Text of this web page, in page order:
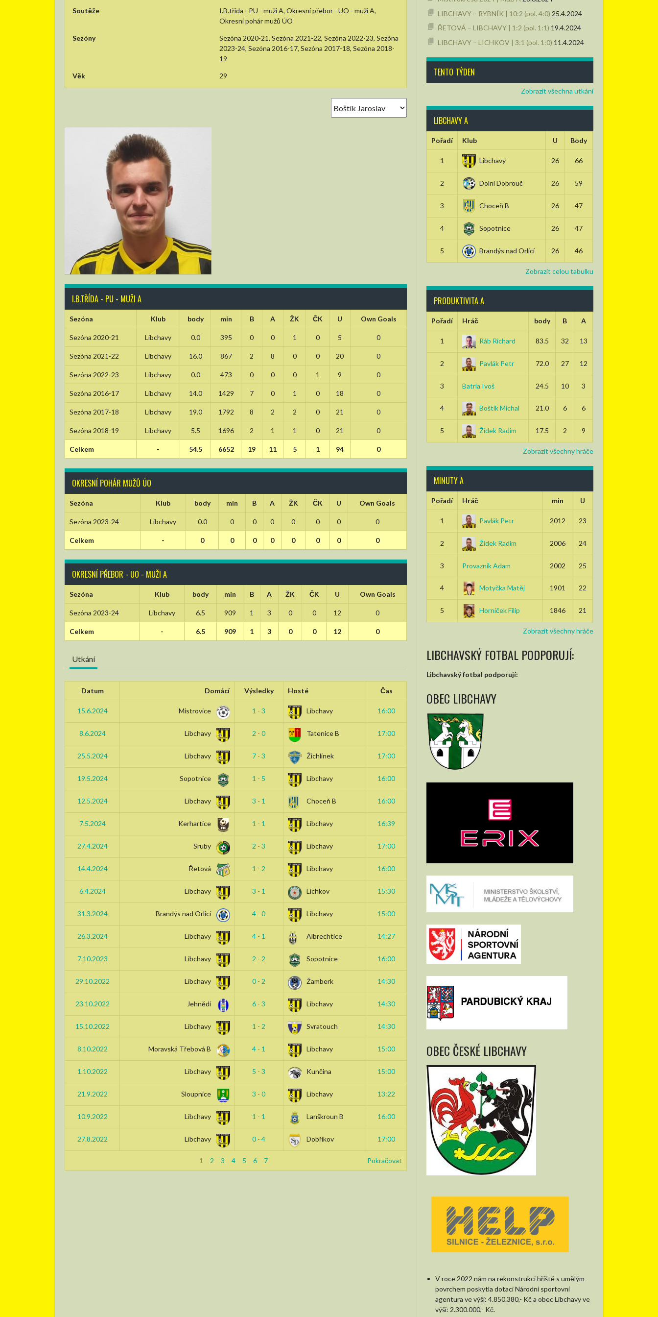
Soutěže
I.B.třída - PU - muži A, Okresní přebor - UO - muži A,
Okresní pohár mužů ÚO
Sezóny
Sezóna 2020-21, Sezóna 2021-22, Sezóna 2022-23, Sezóna
2023-24, Sezóna 2016-17, Sezóna 2017-18, Sezóna 2018-
19
Věk 29
I.B.TŘÍDA - PU - MUŽI A
Sezóna Klub body min B A ŽK ČK U Own Goals
Sezóna 2020-21 Libchavy 0.0 395 0 0 1 0 5 0
Sezóna 2021-22 Libchavy 16.0 867 2 8 0 0 20 0
Sezóna 2022-23 Libchavy 0.0 473 0 0 0 1 9 0
Sezóna 2016-17 Libchavy 14.0 1429 7 0 1 0 18 0
Sezóna 2017-18 Libchavy 19.0 1792 8 2 2 0 21 0
Sezóna 2018-19 Libchavy 5.5 1696 2 1 1 0 21 0
Celkem - 54.5 6652 19 11 5 1 94 0
OKRESNÍ POHÁR MUŽŮ ÚO
Sezóna Klub body min B A ŽK ČK U Own Goals
Sezóna 2023-24 Libchavy 0.0 0 0 0 0 0 0 0
Celkem - 0 0 0 0 0 0 0 0
OKRESNÍ PŘEBOR - UO - MUŽI A
Sezóna Klub body min B A ŽK ČK U Own Goals
Sezóna 2023-24 Libchavy 6.5 909 1 3 0 0 12 0
Celkem - 6.5 909 1 3 0 0 12 0
Utkání
Datum Domácí Výsledky Hosté Čas
15.6.2024 Mistrovice 1 - 3 Libchavy 16:00
8.6.2024 Libchavy 2 - 0 Tatenice B 17:00
25.5.2024 Libchavy 7 - 3 Žichlínek 17:00
19.5.2024 Sopotnice 1 - 5 Libchavy 16:00
12.5.2024 Libchavy 3 - 1 Choceň B 16:00
7.5.2024 Kerhartice 1 - 1 Libchavy 16:39
27.4.2024 Sruby 2 - 3 Libchavy 17:00
14.4.2024 Řetová 1 - 2 Libchavy 16:00
6.4.2024 Libchavy 3 - 1 Lichkov 15:30
31.3.2024 Brandýs nad Orlicí 4 - 0 Libchavy 15:00
26.3.2024 Libchavy 4 - 1 Albrechtice 14:27
7.10.2023 Libchavy 2 - 2 Sopotnice 16:00
29.10.2022 Libchavy 0 - 2 Žamberk 14:30
23.10.2022 Jehnědí 6 - 3 Libchavy 14:30
15.10.2022 Libchavy 1 - 2 Svratouch 14:30
8.10.2022 Moravská Třebová B 4 - 1 Libchavy 15:00
1.10.2022 Libchavy 5 - 3 Kunčina 15:00
21.9.2022 Sloupnice 3 - 0 Libchavy 13:22
10.9.2022 Libchavy 1 - 1 Lanškroun B 16:00
27.8.2022 Libchavy 0 - 4 Dobříkov 17:00
1 2 3 4 5 6 7 Pokračovat
LIBCHAVY – RYBNÍK | 10:2 (pol. 4:0) 25.4.2024
ŘETOVÁ – LIBCHAVY | 1:2 (pol. 1:1) 19.4.2024
LIBCHAVY – LICHKOV | 3:1 (pol. 1:0) 11.4.2024
TENTO TÝDEN
Zobrazit všechna utkání
LIBCHAVY A
Pořadí Klub U Body
1 Libchavy 26 66
2 Dolní Dobrouč 26 59
3 Choceň B 26 47
4 Sopotnice 26 47
5 Brandýs nad Orlicí 26 46
Zobrazit celou tabulku
PRODUKTIVITA A
Pořadí Hráč body B A
1 Ráb Richard 83.5 32 13
2 Pavlák Petr 72.0 27 12
3 Batrla Ivoš 24.5 10 3
4 Boštík Michal 21.0 6 6
5 Žídek Radim 17.5 2 9
Zobrazit všechny hráče
MINUTY A
Pořadí Hráč min U
1 Pavlák Petr 2012 23
2 Žídek Radim 2006 24
3 Provazník Adam 2002 25
4 Motyčka Matěj 1901 22
5 Horníček Filip 1846 21
Zobrazit všechny hráče
LIBCHAVSKÝ FOTBAL PODPORUJÍ:
Libchavský fotbal podporují:
OBEC LIBCHAVY
OBEC ČESKÉ LIBCHAVY
V roce 2022 nám na rekonstrukci hřiště s umělým
povrchem poskytla dotaci Národní sportovní
agentura ve výši: 4.850.380,- Kč a obec Libchavy ve
výši: 2.300.000,- Kč.